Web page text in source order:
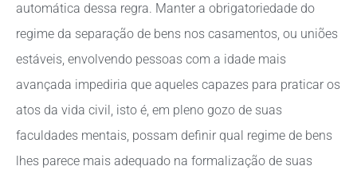
automática dessa regra. Manter a obrigatoriedade do
regime da separação de bens nos casamentos, ou uniões
estáveis, envolvendo pessoas com a idade mais
avançada impediria que aqueles capazes para praticar os
atos da vida civil, isto é, em pleno gozo de suas
faculdades mentais, possam definir qual regime de bens
lhes parece mais adequado na formalização de suas